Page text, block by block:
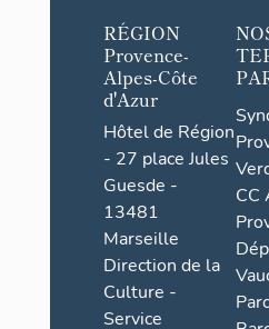
RÉGION
Provence-
Alpes-Côte
d'Azur
Hôtel de Région
- 27 place Jules
Guesde -
13481
Marseille
Direction de la
Culture -
Service
CC